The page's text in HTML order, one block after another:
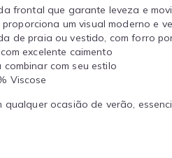
frontal que garante leveza e
um visual moderno e
de praia ou vestido, com forro
excelente caimento
com seu estilo
Viscose
ocasião de verão,